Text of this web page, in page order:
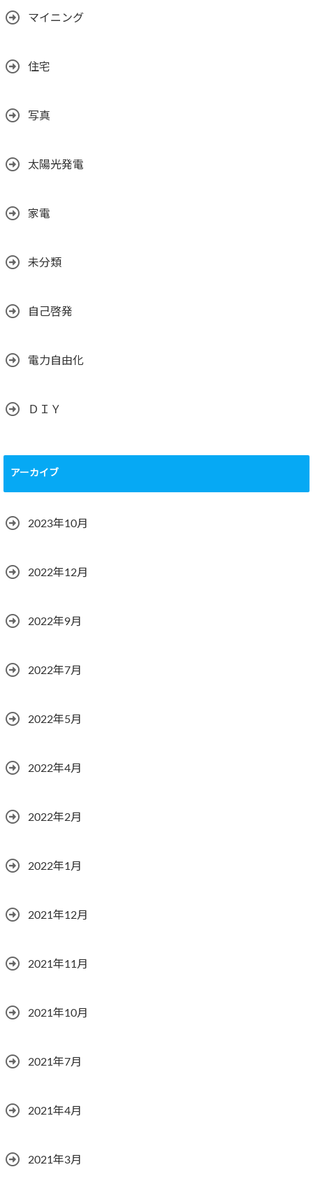
マイニング
住宅
写真
太陽光発電
家電
未分類
自己啓発
電力自由化
ＤＩＹ
アーカイブ
2023年10月
2022年12月
2022年9月
2022年7月
2022年5月
2022年4月
2022年2月
2022年1月
2021年12月
2021年11月
2021年10月
2021年7月
2021年4月
2021年3月